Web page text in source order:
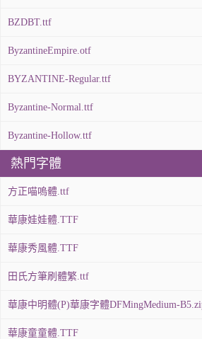
BZDBT.ttf
ByzantineEmpire.otf
BYZANTINE-Regular.ttf
Byzantine-Normal.ttf
Byzantine-Hollow.ttf
熱門字體
方正喵嗚體.ttf
華康娃娃體.TTF
華康秀風體.TTF
田氏方筆刷體繁.ttf
華康中明體(P)華康字體DFMingMedium-
華康童童體.TTF